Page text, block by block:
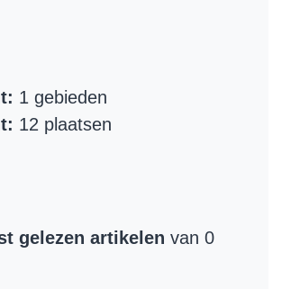
1 gebieden
12 plaatsen
gelezen artikelen van 0